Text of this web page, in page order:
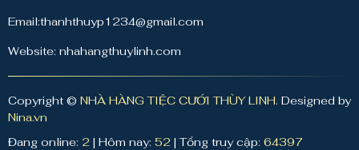
Email:thanhthuyp1234@gmail.com
Website: nhahangthuylinh.com
Copyright © NHÀ HÀNG TIỆC CƯỚI THÙY LINH. Designed by
Nina.vn
Đang online: 2 | Hôm nay: 52 | Tổng truy cập: 64397